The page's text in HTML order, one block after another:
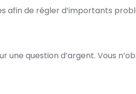
afin de régler d’importants
question d’argent. Vous